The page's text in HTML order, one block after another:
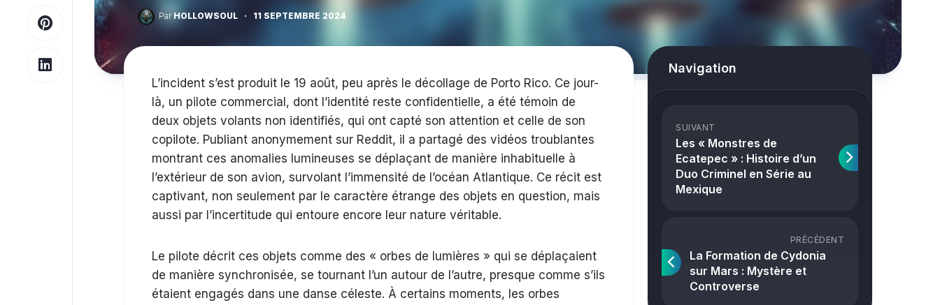
Spiritisme
conspiracy
Horreur
Crime
ParHOLLOWSOUL · 11 SEPTEMBRE 2024
L’incident s’est produit le 19 août, peu après le décollage de Porto Rico. Ce jour-
là, un pilote commercial, dont l’identité reste confidentielle, a été témoin de
deux objets volants non identifiés, qui ont capté son attention et celle de son
copilote. Publiant anonymement sur Reddit, il a partagé des vidéos troublantes
montrant ces anomalies lumineuses se déplaçant de manière inhabituelle à
l’extérieur de son avion, survolant l’immensité de l’océan Atlantique. Ce récit est
captivant, non seulement par le caractère étrange des objets en question, mais
aussi par l’incertitude qui entoure encore leur nature véritable.
Le pilote décrit ces objets comme des « orbes de lumières » qui se déplaçaient
de manière synchronisée, se tournant l’un autour de l’autre, presque comme s’ils
étaient engagés dans une danse céleste. À certains moments, les orbes
Navigation
SUIVANT
Les « Monstres de
Ecatepec » : Histoire d’un
Duo Criminel en Série au
Mexique
PRÉCÉDENT
La Formation de Cydonia
sur Mars : Mystère et
Controverse